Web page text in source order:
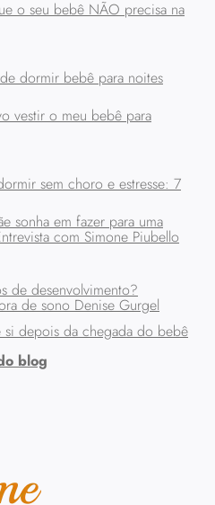
o seu bebê NÃO precisa na
dormir bebê para noites
vestir o meu bebê para
sem choro e estresse: 7
sonha em fazer para uma
com Simone Piubello
de desenvolvimento?
de sono Denise Gurgel
depois da chegada do bebê
blog